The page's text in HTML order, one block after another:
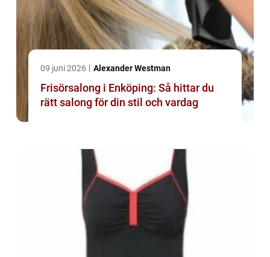
09 juni 2026 Alexander Westman
Frisörsalong i Enköping: Så hittar du
rätt salong för din stil och vardag